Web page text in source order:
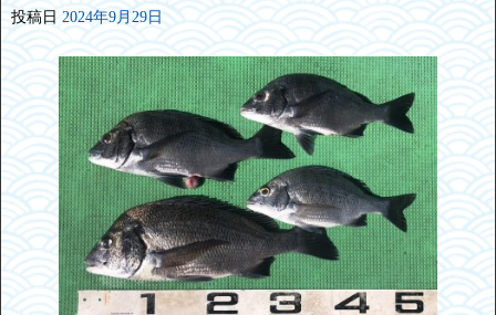
投稿日 2024年9月29日